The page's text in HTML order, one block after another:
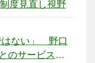
度見直し視野
はない」 野口
のサービス基